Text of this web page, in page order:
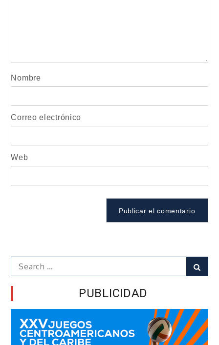
Nombre
Correo electrónico
Web
Search
for:
PUBLICIDAD